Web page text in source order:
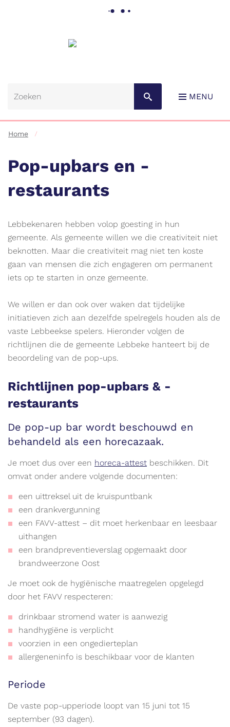
MENU
Home
Pop-upbars en -
restaurants
Lebbekenaren hebben volop goesting in hun
gemeente. Als gemeente willen we die creativiteit niet
beknotten. Maar die creativiteit mag niet ten koste
gaan van mensen die zich engageren om permanent
iets op te starten in onze gemeente.
We willen er dan ook over waken dat tijdelijke
initiatieven zich aan dezelfde spelregels houden als de
vaste Lebbeekse spelers. Hieronder volgen de
richtlijnen die de gemeente Lebbeke hanteert bij de
beoordeling van de pop-ups.
Richtlijnen pop-upbars & -
restaurants
De pop-up bar wordt beschouwd en
behandeld als een horecazaak.
Je moet dus over een horeca-attest beschikken. Dit
omvat onder andere volgende documenten:
een uittreksel uit de kruispuntbank
een drankvergunning
een FAVV-attest – dit moet herkenbaar en leesbaar
uithangen
een brandpreventieverslag opgemaakt door
brandweerzone Oost
Je moet ook de hygiënische maatregelen opgelegd
door het FAVV respecteren:
drinkbaar stromend water is aanwezig
handhygiëne is verplicht
voorzien in een ongedierteplan
allergeneninfo is beschikbaar voor de klanten
Periode
De vaste pop-upperiode loopt van 15 juni tot 15
september (93 dagen).